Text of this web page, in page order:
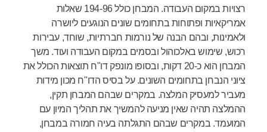
רצויות במקום העבודה. המבחן כולל 194-96 שאלות
אמריקאיות ופתוחות בתחומים שונים הנוגעים ליושרה
ולאמינות, ובהם הבנה של נורמות חברתיות, שוחד, עבירות
רכוש, שימוש באלכוהול ובסמים במקום העבודה ועוד. משך
המבחן הוא כ-20 דקות, ובסופו מונפק דו"ח תוצאות הכולל את
ציוני הנבחן בתחומים השונים. על בסיס הדו"ח מכון מידות
מעביר למעסיק המלצה. במקרים שבהם המבחן תקין,
ההמלצה תהיה שאין מניעה להמשיך את תהליך המיון עם
המועמד. במקרים שבהם התגלתה בעיה חמורה במבחן,